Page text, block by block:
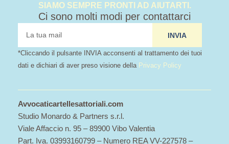
SIAMO SEMPRE PRONTI AD AIUTARTI.
Ci sono molti modi per contattarci
INVIA
*Cliccando il pulsante INVIA acconsenti al trattamento dei tuoi
dati e dichiari di aver preso visione della Privacy Policy
Avvocaticartellesattoriali.com
Studio Monardo & Partners s.r.l.
Viale Affaccio n. 95 – 89900 Vibo Valentia
Part. Iva. 03993160799 – Numero REA VV-227578 –